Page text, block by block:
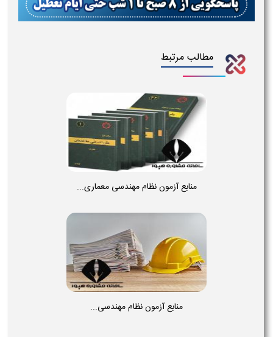
مطالب مرتبط
منابع آزمون نظام مهندسی معماری...
منابع آزمون نظام مهندسی...